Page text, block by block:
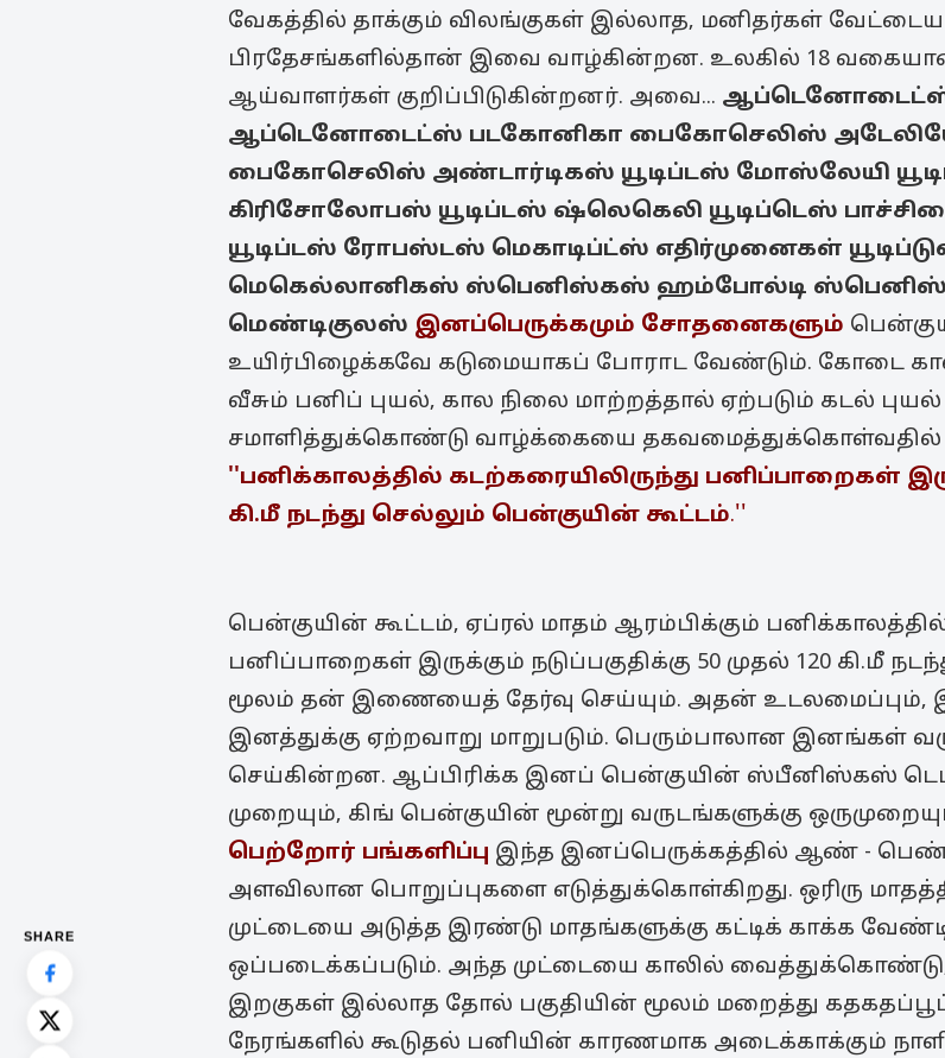
SHARE
வேகத்தில் தாக்கும் விலங்குகள் இல்லாத, மனிதர்கள்
பிரதேசங்களில்தான் இவை வாழ்கின்றன. உலகில் 18
ஆய்வாளர்கள் குறிப்பிடுகின்றனர். அவை... ஆப்டெனோடைட்ஸ்
ஆப்டெனோடைட்ஸ் படகோனிகா பைகோசெலிஸ்
பைகோசெலிஸ் அண்டார்டிகஸ் யூடிப்டஸ் மோஸ்லேயி
கிரிசோலோபஸ் யூடிப்டஸ் ஷ்லெகெலி யூடிப்டெஸ்
யூடிப்டஸ் ரோபஸ்டஸ் மெகாடிப்ட்ஸ் எதிர்முனைகள்
மெகெல்லானிகஸ் ஸ்பெனிஸ்கஸ் ஹம்போல்டி
மெண்டிகுலஸ் இனப்பெருக்கமும் சோதனைகளும்
உயிர்பிழைக்கவே கடுமையாகப் போராட வேண்டும். கோடை
வீசும் பனிப் புயல், கால நிலை மாற்றத்தால் ஏற்படும் கடல்
சமாளித்துக்கொண்டு வாழ்க்கையை தகவமைத்துக்கொள்வதில்
''பனிக்காலத்தில் கடற்கரையிலிருந்து பனிப்பாறைகள்
கி.மீ நடந்து செல்லும் பென்குயின் கூட்டம்.''
பென்குயின் கூட்டம், ஏப்ரல் மாதம் ஆரம்பிக்கும் பனிக்காலத்தில்
பனிப்பாறைகள் இருக்கும் நடுப்பகுதிக்கு 50 முதல் 120 கி.மீ
மூலம் தன் இணையைத் தேர்வு செய்யும். அதன் உடலமைப்பும்,
இனத்துக்கு ஏற்றவாறு மாறுபடும். பெரும்பாலான இனங்கள்
செய்கின்றன. ஆப்பிரிக்க இனப் பென்குயின் ஸ்பீனிஸ்கஸ்
முறையும், கிங் பென்குயின் மூன்று வருடங்களுக்கு
பெற்றோர் பங்களிப்பு இந்த இனப்பெருக்கத்தில் ஆண் - பெண்
அளவிலான பொறுப்புகளை எடுத்துக்கொள்கிறது. ஒரிரு
முட்டையை அடுத்த இரண்டு மாதங்களுக்கு கட்டிக் காக்க
ஒப்படைக்கப்படும். அந்த முட்டையை காலில் வைத்துக்கொண்டு,
இறகுகள் இல்லாத தோல் பகுதியின் மூலம் மறைத்து
நேரங்களில் கூடுதல் பனியின் காரணமாக அடைக்காக்கும்